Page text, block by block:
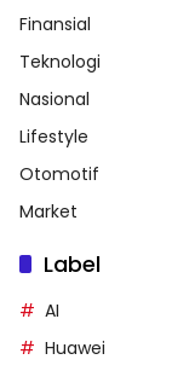
Finansial
Teknologi
Nasional
Lifestyle
Otomotif
Market
Label
AI
Huawei